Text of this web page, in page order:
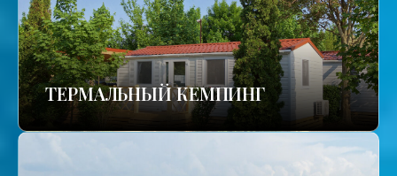
ТЕРМАЛЬНЫЙ КЕМПИНГ